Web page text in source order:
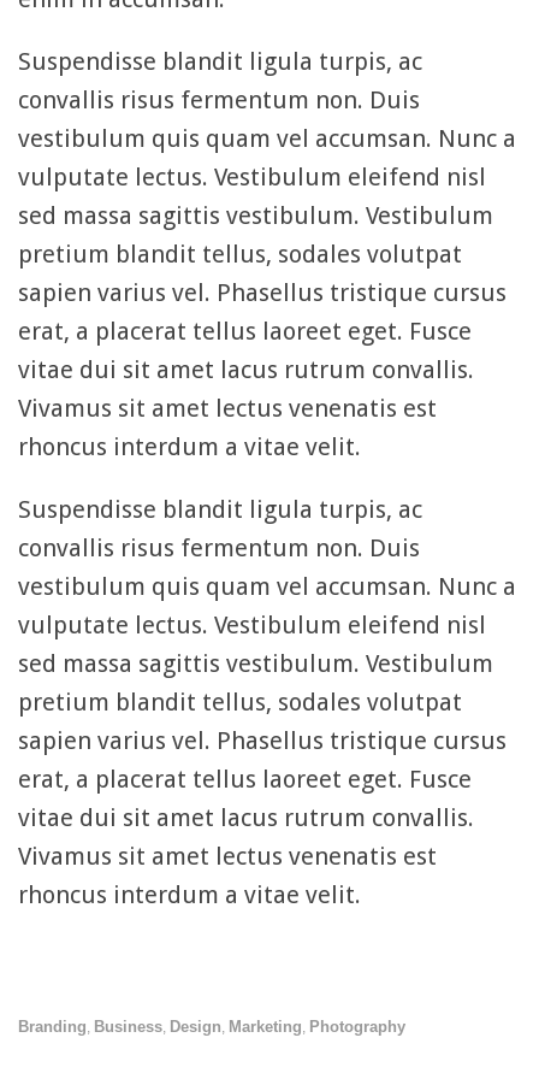
Suspendisse blandit ligula turpis, ac
convallis risus fermentum non. Duis
vestibulum quis quam vel accumsan. Nunc a
vulputate lectus. Vestibulum eleifend nisl
sed massa sagittis vestibulum. Vestibulum
pretium blandit tellus, sodales volutpat
sapien varius vel. Phasellus tristique cursus
erat, a placerat tellus laoreet eget. Fusce
vitae dui sit amet lacus rutrum convallis.
Vivamus sit amet lectus venenatis est
rhoncus interdum a vitae velit.
Suspendisse blandit ligula turpis, ac
convallis risus fermentum non. Duis
vestibulum quis quam vel accumsan. Nunc a
vulputate lectus. Vestibulum eleifend nisl
sed massa sagittis vestibulum. Vestibulum
pretium blandit tellus, sodales volutpat
sapien varius vel. Phasellus tristique cursus
erat, a placerat tellus laoreet eget. Fusce
vitae dui sit amet lacus rutrum convallis.
Vivamus sit amet lectus venenatis est
rhoncus interdum a vitae velit.
Branding, Business, Design, Marketing, Photography